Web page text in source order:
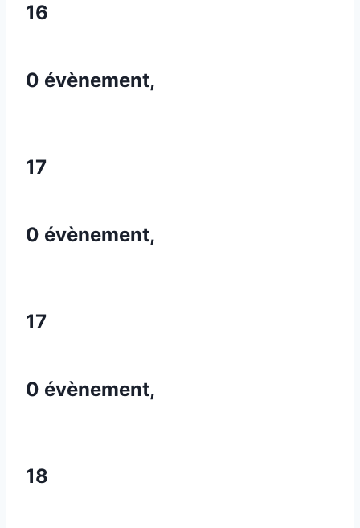
16
0 évènement,
17
0 évènement,
17
0 évènement,
18